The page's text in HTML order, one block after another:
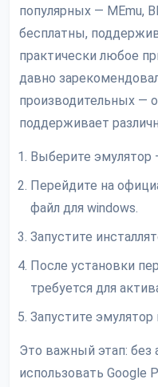
популярных — MEmu,
бесплатны,
практически любое
давно
производительных —
поддерживает
Выберите эмулятор
Перейдите на
файл для windows.
Запустите
После установки
требуется для
Запустите
Это важный этап: без
использовать Google